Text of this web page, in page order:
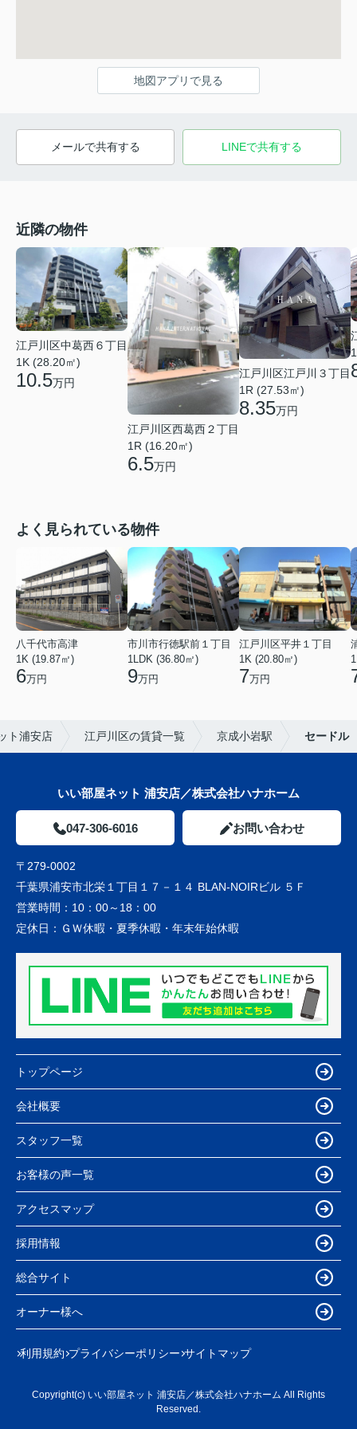
地図アプリで見る
メールで共有する LINEで共有する
近隣の物件
江戸川区中葛西６丁目
1K (28.20㎡)
10.5万円
江戸川区西葛西２丁目
1R (16.20㎡)
6.5万円
江戸川区江戸川３丁目
1R (27.53㎡)
8.35万円
よく見られている物件
八千代市高津
1K (19.87㎡)
6万円
市川市行徳駅前１丁目
1LDK (36.80㎡)
9万円
江戸川区平井１丁目
1K (20.80㎡)
7万円
ト浦安店 江戸川区の賃貸一覧 京成小岩駅 セードル
いい部屋ネット 浦安店／株式会社ハナホーム
047-306-6016 お問い合わせ
〒279-0002
千葉県浦安市北栄１丁目１７－１４ BLAN-NOIRビル ５Ｆ
営業時間： 10：00～18：00
定休日： ＧＷ休暇・夏季休暇・年末年始休暇
トップページ
会社概要
スタッフ一覧
お客様の声一覧
アクセスマップ
採用情報
総合サイト
オーナー様へ
利用規約 プライバシーポリシー サイトマップ
Copyright(c) いい部屋ネット 浦安店／株式会社ハナホーム All Rights
Reserved.